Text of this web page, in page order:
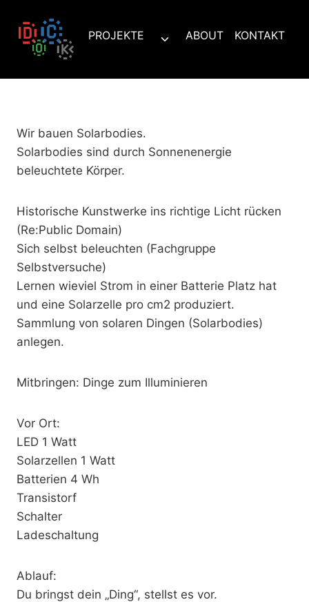
Inhalt
springen
PROJEKTE
Untermenü
ABOUT KONTAKT
Wir bauen Solarbodies.
Solarbodies sind durch Sonnenenergie
beleuchtete Körper.
Historische Kunstwerke ins richtige Licht rücken
(Re:Public Domain)
Sich selbst beleuchten (Fachgruppe
Selbstversuche)
Lernen wieviel Strom in einer Batterie Platz hat
und eine Solarzelle pro cm2 produziert.
Sammlung von solaren Dingen (Solarbodies)
anlegen.
Mitbringen: Dinge zum Illuminieren
Vor Ort:
LED 1 Watt
Solarzellen 1 Watt
Batterien 4 Wh
Transistorf
Schalter
Ladeschaltung
Ablauf:
Du bringst dein „Ding“, stellst es vor.